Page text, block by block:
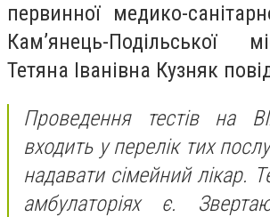
первинної медико-
Кам’янець-Подільської
Тетяна Іванівна Кузняк
Проведення тестів на
входить у перелік тих
надавати сімейний лікар.
амбулаторіях є.